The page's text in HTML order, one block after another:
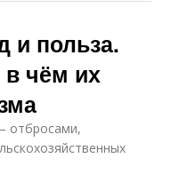
и польза.
в чём их
отбросами,